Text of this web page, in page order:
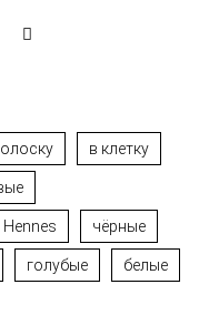
в клетку
Hennes чёрные
голубые белые